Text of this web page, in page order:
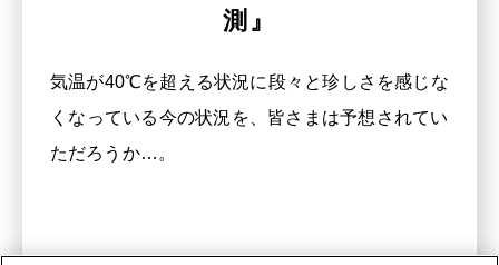
測』
気温が40℃を超える状況に段々と珍しさを感じな
くなっている今の状況を、皆さまは予想されてい
ただろうか…。